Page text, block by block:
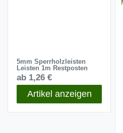
5mm Sperrholzleisten
Leisten 1m Restposten
ab 1,26 €
Artikel anzeigen